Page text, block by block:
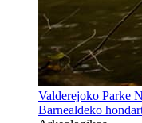
Valderejoko Parke
Barnealdeko